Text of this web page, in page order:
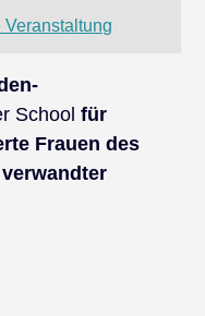
Veranstaltung
Schoolfür
Frauen des